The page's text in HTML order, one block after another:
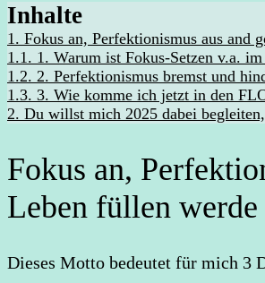
Inhalte
1. Fokus an, Perfektionismus aus
1.1. 1. Warum ist Fokus-Setzen v.a.
1.2. 2. Perfektionismus bremst und
1.3. 3. Wie komme ich jetzt in den
2. Du willst mich 2025 dabei
Fokus an,
Leben füllen werde
Dieses Motto bedeutet für mich 3